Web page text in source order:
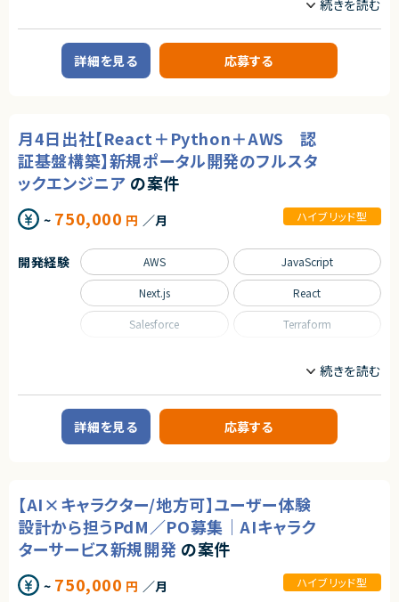
業務内容
営業向け商談解析システムの追加開発案件です。
将来的な活用を見据え、Salesforce連携を考慮した設計・実装を行います。
【業務内容】
・会議音声解析AIを用いた商談解析システムの追加開発・改修
・既存の会議単位分析から、顧客単位でのデータ集約・分析機能への拡張
・Salesforce連携を前提としたアーキテクチャ設計・実装
・要件定義〜テストまで一貫した開発対応
・スクラム開発における設計・実装・品質向上への貢献
求めるスキル
【必須スキル】
・Webアプリケーションの設計・実装経験（5年以上）
・Java、Go、TypeScriptなど型のある言語での開発経験
【尚可スキル】
・TDD、DDDなど品質を重視した開発手法への理解・関心
・新規事業の立ち上げ〜グロースフェーズの開発経験
【求める人物像】
・技術を通じて質の高いプロダクトづくりを追求できる方
・新しい技術や開発手法に対して主体的にキャッチアップできる方
・チーム開発において周囲と協調しながらリードできる方
契約形態
詳細を見る 応募する
月4日出社【React＋Python＋AWS 認
証基盤構築】新規ポータル開発のフルスタ
ックエンジニア の案件
~ 750,000 円 ／月 ハイブリッド型
サーバーサイドエンジニア
■企業概要
■業務内容（いずれかをご担当いただきます）
・Sales Portal UIの設計・開発（フロントエンド）
・CRMツールとのデータ連携（商談・活動・取引先等）
・シングルサインオン認証の実装
・ユーザー・組織・権限管理機能の開発
・AI生成データの承認ワークフローおよび外部システム反映処理の実装
・監査ログ・管理コンソールの設計・開発
開発経験 AWS JavaScript
Next.js React
Salesforce Terraform
詳細を見る 応募する
【AI×キャラクター/地方可】ユーザー体験
設計から担うPdM／PO募集｜AIキャラク
ターサービス新規開発 の案件
~ 750,000 円 ／月 ハイブリッド型